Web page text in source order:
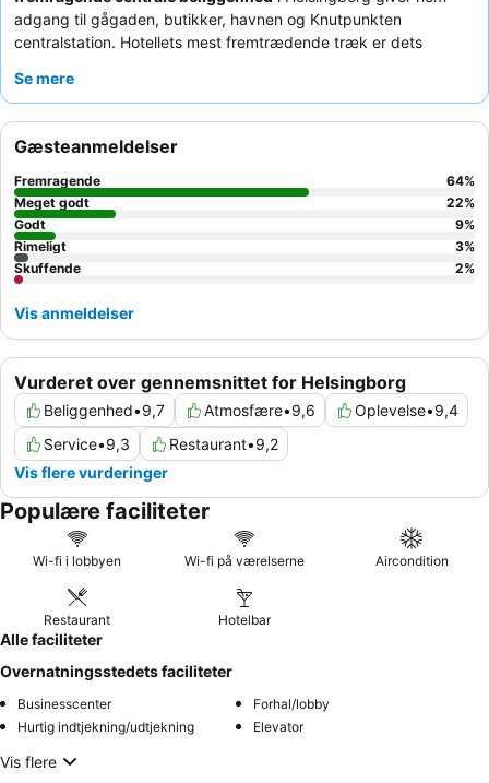
adgang til gågaden, butikker, havnen og Knutpunkten
centralstation. Hotellets mest fremtrædende træk er dets
tilfredsstillende start på dagen. Gæsterne roser konsekvent det
kan du overveje at bede om et værelse mod haven.
Se mere
Vurderet over gennemsnittet for Helsingborg
Beliggenhed•9,7 Atmosfære•9,6 Oplevelse•9,4
Service•9,3 Restaurant•9,2
Vis flere vurderinger
Gæsteanmeldelser
Fremragende 64%
Meget godt
22%
Godt
9%
Rimeligt
3%
Skuffende
2%
Vis anmeldelser
Populære faciliteter
Wi-fi i lobbyen Wi-fi på værelserne Aircondition
Restaurant Hotelbar
Alle faciliteter
Overnatningsstedets faciliteter
Businesscenter
Forhal/lobby
Hurtig indtjekning/udtjekning
Elevator
Vis flere